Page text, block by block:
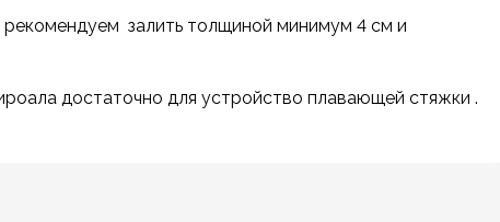
залить толщиной минимум 4 см и
достаточно для устройство плавающей стяжки .